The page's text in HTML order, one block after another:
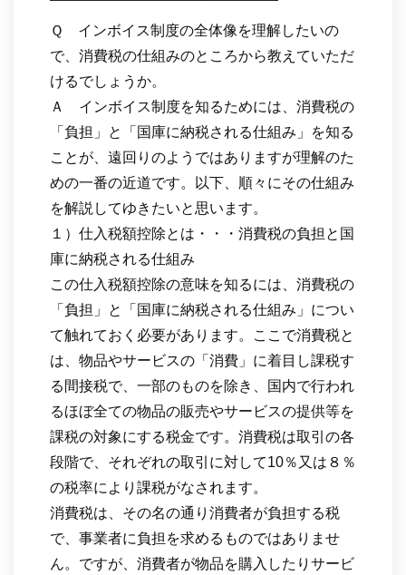
Ｑ インボイス制度の全体像を理解したいの
で、消費税の仕組みのところから教えていただ
けるでしょうか。
Ａ インボイス制度を知るためには、消費税の
「負担」と「国庫に納税される仕組み」を知る
ことが、遠回りのようではありますが理解のた
めの一番の近道です。以下、順々にその仕組み
を解説してゆきたいと思います。
１）仕入税額控除とは・・・消費税の負担と国
庫に納税される仕組み
この仕入税額控除の意味を知るには、消費税の
「負担」と「国庫に納税される仕組み」につい
て触れておく必要があります。ここで消費税と
は、物品やサービスの「消費」に着目し課税す
る間接税で、一部のものを除き、国内で行われ
るほぼ全ての物品の販売やサービスの提供等を
課税の対象にする税金です。消費税は取引の各
段階で、それぞれの取引に対して10％又は８％
の税率により課税がなされます。
消費税は、その名の通り消費者が負担する税
で、事業者に負担を求めるものではありませ
ん。ですが、消費者が物品を購入したりサービ